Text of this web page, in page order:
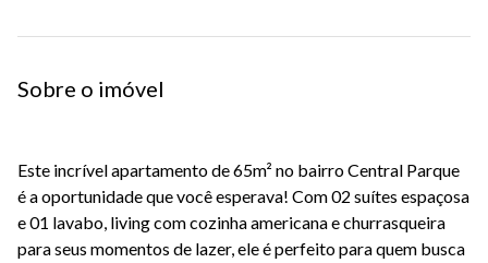
Sobre o imóvel
Este incrível apartamento de 65m² no bairro Central Parque
é a oportunidade que você esperava! Com 02 suítes espaçosa
e 01 lavabo, living com cozinha americana e churrasqueira
para seus momentos de lazer, ele é perfeito para quem busca